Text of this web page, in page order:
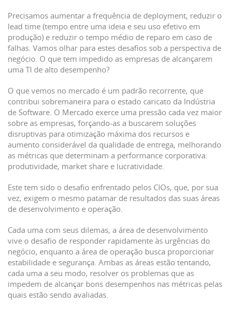
Precisamos aumentar a frequência de deployment, reduzir o
lead time (tempo entre uma ideia e seu uso efetivo em
produção) e reduzir o tempo médio de reparo em caso de
falhas. Vamos olhar para estes desafios sob a perspectiva de
negócio. O que tem impedido as empresas de alcançarem
uma TI de alto desempenho?
O que vemos no mercado é um padrão recorrente, que
contribui sobremaneira para o estado caricato da Indústria
de Software. O Mercado exerce uma pressão cada vez maior
sobre as empresas, forçando-as a buscarem soluções
disruptivas para otimização máxima dos recursos e
aumento considerável da qualidade de entrega, melhorando
as métricas que determinam a performance corporativa:
produtividade, market share e lucratividade.
Este tem sido o desafio enfrentado pelos CIOs, que, por sua
vez, exigem o mesmo patamar de resultados das suas áreas
de desenvolvimento e operação.
Cada uma com seus dilemas, a área de desenvolvimento
vive o desafio de responder rapidamente às urgências do
negócio, enquanto a área de operação busca proporcionar
estabilidade e segurança. Ambas as áreas estão tentando,
cada uma a seu modo, resolver os problemas que as
impedem de alcançar bons desempenhos nas métricas pelas
quais estão sendo avaliadas.